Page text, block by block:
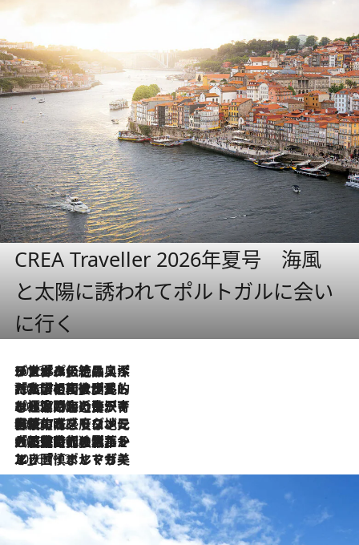
CREA Traveller 2026年夏号 海風
と太陽に誘われてポルトガルに会い
に行く
2026.8.8
リスボンの絶品スイーツ「パステル・デ・ナタ」とは？ポルトガル伝統の奥深い世界へ
2026.7.27
「私の祖国はポルトガル語です」国民的詩人フェルナンド・ペソアと、彼が愛した文学の街を歩く
2026.7.26
ポルトガル近海が育む極上の海の幸。キリリと冷えた白ワインと愉しむ、シーフード専門店の贅沢
2026.7.22
伝統の味をモダンに昇華。高感度な地元客が集う、リスボンの最旬ガストロノミー
2026.7.21
大航海時代の栄華から、震災、独裁、そして革命へ。ポルトガル・首都リスボンの石畳に刻まれた「歴史の光と影」
2026.7.13
エッセイ・ヤマザキマリ「慎ましくも美しき国 ポルトガル」